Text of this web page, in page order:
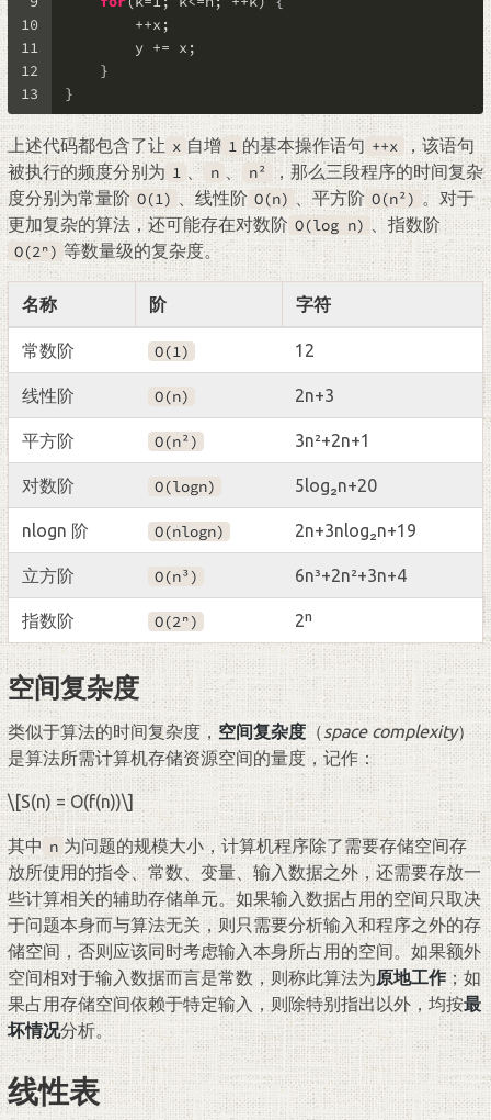
10
11
12
13
        ++x;
        y += x;
    }
}
上述代码都包含了让 x 自增 1 的基本操作语句 ++x ，该语句
被执行的频度分别为 1 、 n 、 n² ，那么三段程序的时间复杂
度分别为常量阶 O(1) 、线性阶 O(n) 、平方阶 O(n²) 。对于
更加复杂的算法，还可能存在对数阶 O(log n) 、指数阶
O(2ⁿ) 等数量级的复杂度。
名称 阶 字符
常数阶 O(1) 12
线性阶 O(n) 2n+3
平方阶 O(n²) 3n²+2n+1
对数阶 O(logn) 5log₂n+20
nlogn 阶 O(nlogn) 2n+3nlog₂n+19
立方阶 O(n³) 6n³+2n²+3n+4
指数阶 O(2ⁿ) 2ⁿ
空间复杂度
类似于算法的时间复杂度，空间复杂度（space complexity）
是算法所需计算机存储资源空间的量度，记作：
\[S(n) = O(f(n))\]
其中 n 为问题的规模大小，计算机程序除了需要存储空间存
放所使用的指令、常数、变量、输入数据之外，还需要存放一
些计算相关的辅助存储单元。如果输入数据占用的空间只取决
于问题本身而与算法无关，则只需要分析输入和程序之外的存
储空间，否则应该同时考虑输入本身所占用的空间。如果额外
空间相对于输入数据而言是常数，则称此算法为原地工作；如
果占用存储空间依赖于特定输入，则除特别指出以外，均按最
坏情况分析。
线性表